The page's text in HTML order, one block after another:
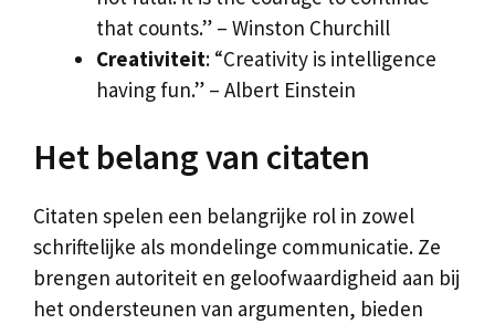
that counts.” – Winston Churchill
Creativiteit: “Creativity is intelligence
having fun.” – Albert Einstein
Het belang van citaten
Citaten spelen een belangrijke rol in zowel
schriftelijke als mondelinge communicatie. Ze
brengen autoriteit en geloofwaardigheid aan bij
het ondersteunen van argumenten, bieden